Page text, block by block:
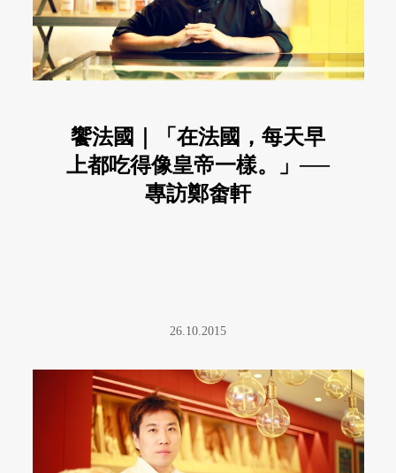
饗法國｜「在法國，每天早
上都吃得像皇帝一樣。」──
專訪鄭畬軒
26.10.2015